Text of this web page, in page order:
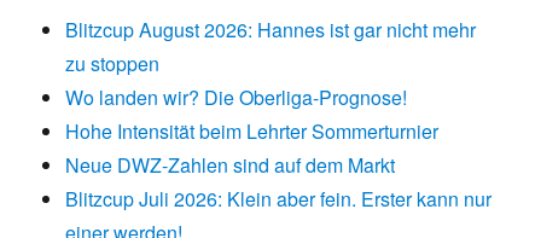
Blitzcup August 2026: Hannes ist gar nicht mehr
zu stoppen
Wo landen wir? Die Oberliga-Prognose!
Hohe Intensität beim Lehrter Sommerturnier
Neue DWZ-Zahlen sind auf dem Markt
Blitzcup Juli 2026: Klein aber fein. Erster kann nur
einer werden!